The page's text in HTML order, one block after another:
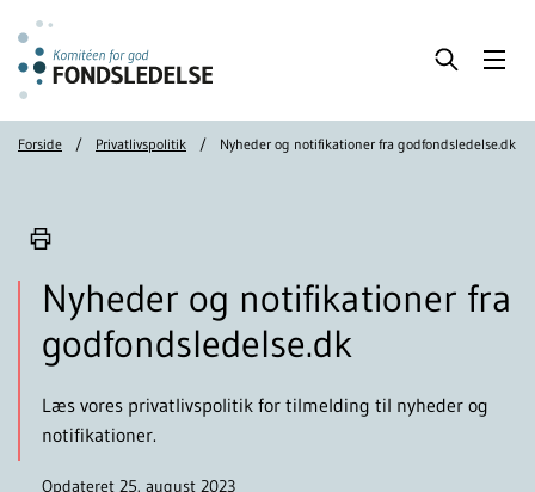
Forside Privatlivspolitik Nyheder og notifikationer fra godfondsledelse.dk
Nyheder og notifikationer fra
godfondsledelse.dk
Læs vores privatlivspolitik for tilmelding til nyheder og
notifikationer.
Opdateret 25. august 2023